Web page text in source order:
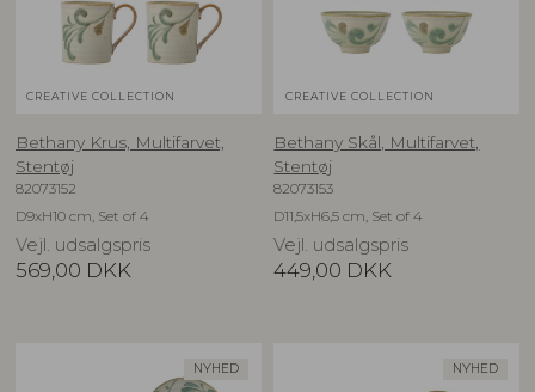
CREATIVE COLLECTION
Bethany Krus, Multifarvet,
Stentøj
82073152
D9xH10 cm, Set of 4
Vejl. udsalgspris
569,00 DKK
CREATIVE COLLECTION
Bethany Skål, Multifarvet,
Stentøj
82073153
D11,5xH6,5 cm, Set of 4
Vejl. udsalgspris
449,00 DKK
NYHED NYHED